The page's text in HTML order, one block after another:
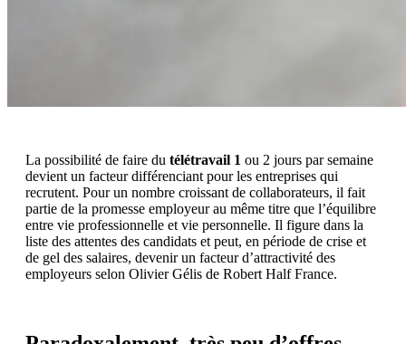
La possibilité de faire du télétravail 1 ou 2 jours par semaine
devient un facteur différenciant pour les entreprises qui
recrutent. Pour un nombre croissant de collaborateurs, il fait
partie de la promesse employeur au même titre que l’équilibre
entre vie professionnelle et vie personnelle. Il figure dans la
liste des attentes des candidats et peut, en période de crise et
de gel des salaires, devenir un facteur d’attractivité des
employeurs selon Olivier Gélis de Robert Half France.